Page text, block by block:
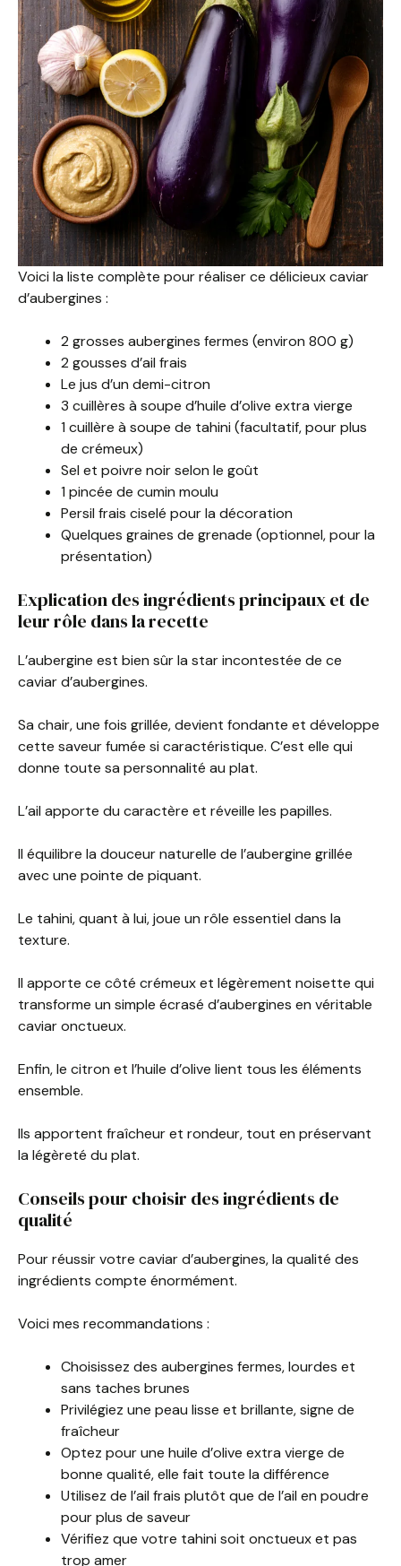
Voici la liste complète pour réaliser ce délicieux caviar
d’aubergines :
2 grosses aubergines fermes (environ 800 g)
2 gousses d’ail frais
Le jus d’un demi-citron
3 cuillères à soupe d’huile d’olive extra vierge
1 cuillère à soupe de tahini (facultatif, pour plus
de crémeux)
Sel et poivre noir selon le goût
1 pincée de cumin moulu
Persil frais ciselé pour la décoration
Quelques graines de grenade (optionnel, pour la
présentation)
Explication des ingrédients principaux et de
leur rôle dans la recette
L’aubergine est bien sûr la star incontestée de ce
caviar d’aubergines.
Sa chair, une fois grillée, devient fondante et développe
cette saveur fumée si caractéristique. C’est elle qui
donne toute sa personnalité au plat.
L’ail apporte du caractère et réveille les papilles.
Il équilibre la douceur naturelle de l’aubergine grillée
avec une pointe de piquant.
Le tahini, quant à lui, joue un rôle essentiel dans la
texture.
Il apporte ce côté crémeux et légèrement noisette qui
transforme un simple écrasé d’aubergines en véritable
caviar onctueux.
Enfin, le citron et l’huile d’olive lient tous les éléments
ensemble.
Ils apportent fraîcheur et rondeur, tout en préservant
la légèreté du plat.
Conseils pour choisir des ingrédients de
qualité
Pour réussir votre caviar d’aubergines, la qualité des
ingrédients compte énormément.
Voici mes recommandations :
Choisissez des aubergines fermes, lourdes et
sans taches brunes
Privilégiez une peau lisse et brillante, signe de
fraîcheur
Optez pour une huile d’olive extra vierge de
bonne qualité, elle fait toute la différence
Utilisez de l’ail frais plutôt que de l’ail en poudre
pour plus de saveur
Vérifiez que votre tahini soit onctueux et pas
trop amer